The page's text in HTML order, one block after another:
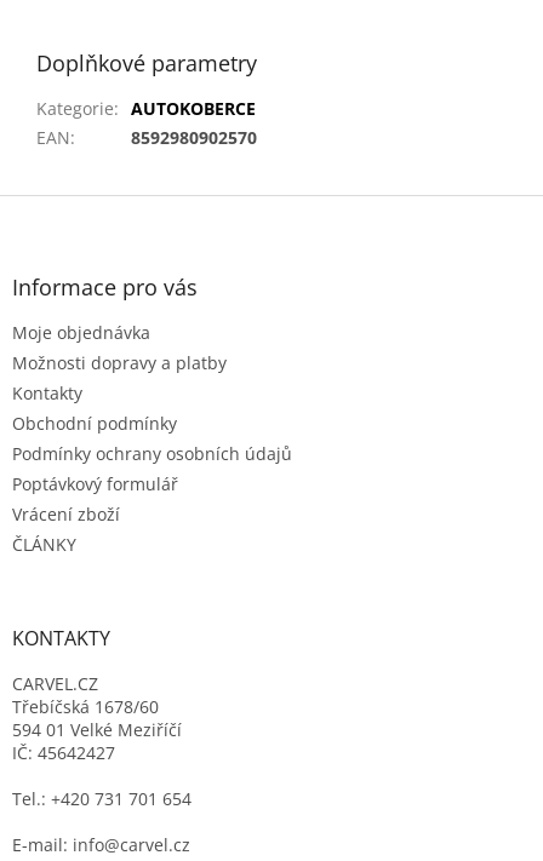
Doplňkové parametry
Kategorie: AUTOKOBERCE
EAN: 8592980902570
Z
Informace pro vás
Moje objednávka
Možnosti dopravy a platby
Kontakty
Obchodní podmínky
Podmínky ochrany osobních údajů
Poptávkový formulář
Vrácení zboží
ČLÁNKY
KONTAKTY
CARVEL.CZ
Třebíčská 1678/60
594 01 Velké Meziříčí
IČ: 45642427
Tel.: +420 731 701 654
E-mail: info@carvel.cz